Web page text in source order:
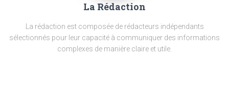
La Rédaction
La rédaction est composée de rédacteurs indépendants
sélectionnés pour leur capacité à communiquer des informations
complexes de manière claire et utile.